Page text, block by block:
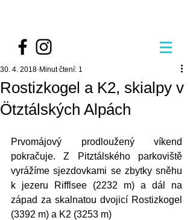
Rostizkogel a K2, skialpy v
Ötztálských Alpách
30. 4. 2018 Minut čtení: 1
Prvomájový prodloužený víkend
pokračuje. Z Pitztálského parkoviště
vyrážíme sjezdovkami se zbytky sněhu
k jezeru Rifflsee (2232 m) a dál na
západ za skalnatou dvojicí Rostizkogel
(3392 m) a K2 (3253 m)